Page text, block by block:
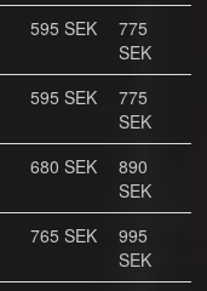
595 SEK
775
SEK
595 SEK
775
SEK
680 SEK
890
SEK
765 SEK
995
SEK